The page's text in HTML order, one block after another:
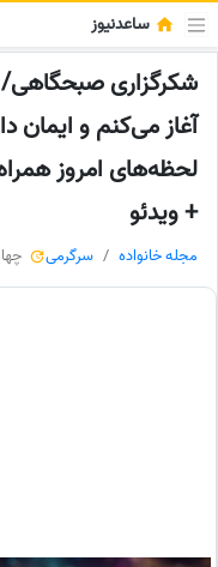
ساعدنیوز
شکرگزاری صبحگاهی/
آغاز می‌کنم و ایمان
لحظه‌های امروز
+ ویدئو
مجله خانواده سرگرمی